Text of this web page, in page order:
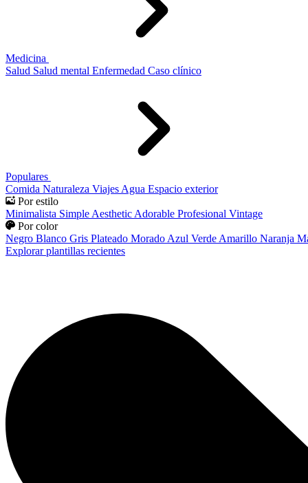
Medicina
Salud Salud mental Enfermedad Caso clínico
Populares
Comida Naturaleza Viajes Agua Espacio exterior
Por estilo
Minimalista Simple Aesthetic Adorable Profesional Vintage
Por color
Negro Blanco Gris Plateado Morado Azul Verde Amarillo Naranja
Explorar plantillas recientes